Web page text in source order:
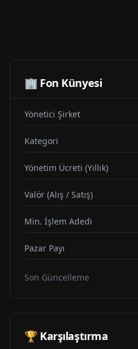
🏢 Fon Künyesi
Yönetici Şirket
Kategori
Yönetim Ücreti (Yıllık)
Valör (Alış / Satış)
Min. İşlem Adedi
Pazar Payı
Son Güncelleme
🏆 Karşılaştırma